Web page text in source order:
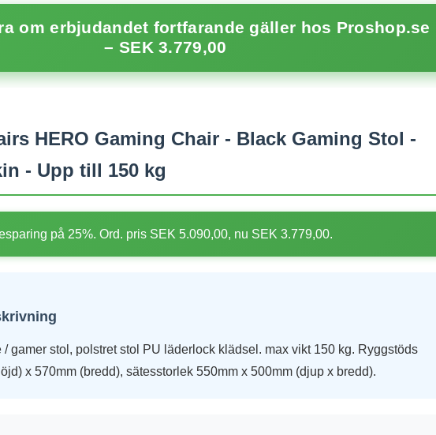
om erbjudandet fortfarande gäller hos Proshop.se
– SEK 3.779,00
HERO Gaming Chair - Black Gaming Stol -
- Upp till 150 kg
på 25%. Ord. pris SEK 5.090,00, nu SEK 3.779,00.
/ gamer stol, polstret stol PU läderlock klädsel. max vikt 150 kg. Ryggstöds
x 570mm (bredd), sätesstorlek 550mm x 500mm (djup x bredd).